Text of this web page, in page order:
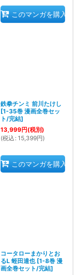
このマンガを購入
鉄拳チンミ 前川たけし
[1-35巻 漫画全巻セッ
ト/完結]
13,999円(税別)
(税込 : 15,399円)
このマンガを購入
コータローまかりとお
るL 蛭田達也 [1-8巻 漫
画全巻セット/完結]